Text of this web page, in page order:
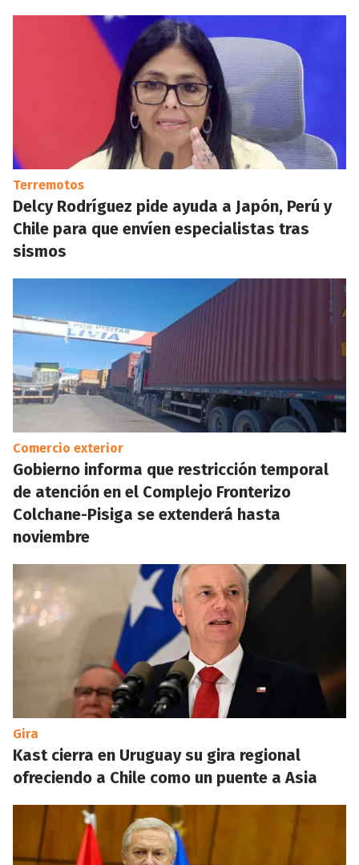
Terremotos
Delcy Rodríguez pide ayuda a Japón, Perú y
Chile para que envíen especialistas tras
sismos
Comercio exterior
Gobierno informa que restricción temporal
de atención en el Complejo Fronterizo
Colchane-Pisiga se extenderá hasta
noviembre
Gira
Kast cierra en Uruguay su gira regional
ofreciendo a Chile como un puente a Asia